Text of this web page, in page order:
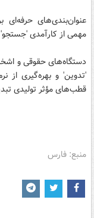
عنوان‌بندی‌های حرفه‌ای
مهمی از کارآمدی
دستگاه‌های حقوقی و
'تدوین' و بهره‌گیری از
قطب‌های مؤثر تولیدی
منبع: فارس